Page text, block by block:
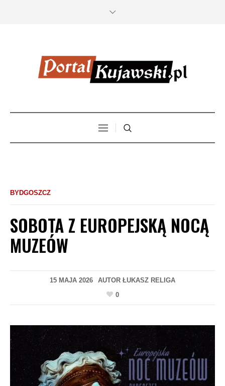
BYDGOSZCZ
SOBOTA Z EUROPEJSKĄ NOCĄ
MUZEÓW
15 MAJA 2026 AUTOR ŁUKASZ RELIGA
0